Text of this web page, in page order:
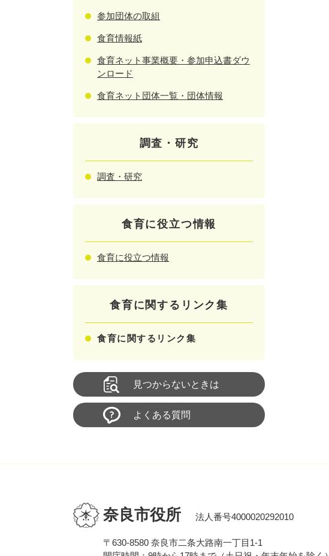
参加団体の取組
食育情報紙
食育ネット事業概要・参加申込書ダウ
ンロード
食育ネット団体一覧・団体情報
調査・研究
調査・研究
食育に役立つ情報
食育に役立つ情報
食育に関するリンク集
食育に関するリンク集
見つからないときは
よくある質問
奈良市役所 法人番号4000020292010
〒630-8580 奈良市二条大路南一丁目1-1